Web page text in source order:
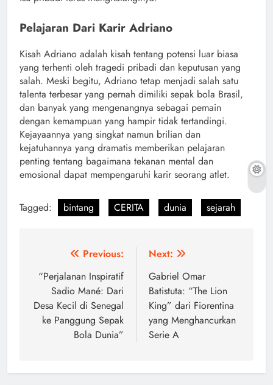
Pelajaran Dari Karir Adriano
Kisah Adriano adalah kisah tentang potensi luar biasa
yang terhenti oleh tragedi pribadi dan keputusan yang
salah. Meski begitu, Adriano tetap menjadi salah satu
talenta terbesar yang pernah dimiliki sepak bola Brasil,
dan banyak yang mengenangnya sebagai pemain
dengan kemampuan yang hampir tidak tertandingi.
Kejayaannya yang singkat namun brilian dan
kejatuhannya yang dramatis memberikan pelajaran
penting tentang bagaimana tekanan mental dan
emosional dapat mempengaruhi karir seorang atlet.
Tagged: bintang CERITA dunia sejarah
Navigasi
pos
Previous:
“Perjalanan Inspiratif
Sadio Mané: Dari
Desa Kecil di Senegal
ke Panggung Sepak
Bola Dunia”
Next:
Gabriel Omar
Batistuta: “The Lion
King” dari Fiorentina
yang Menghancurkan
Serie A